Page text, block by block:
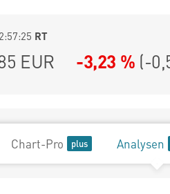
RT
EUR -3,23 % (-
Chart-Pro Analysen